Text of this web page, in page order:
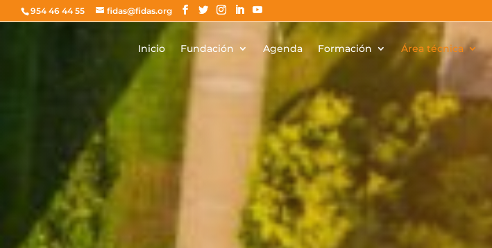
954 46 44 55 fidas@fidas.org
Inicio Fundación Agenda Formación Área técnica